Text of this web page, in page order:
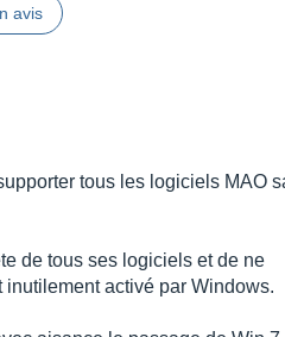
avis
tous les logiciels MAO
de tous ses logiciels et de ne
activé par Windows.